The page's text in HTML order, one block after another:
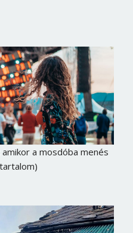
a mosdóba menés